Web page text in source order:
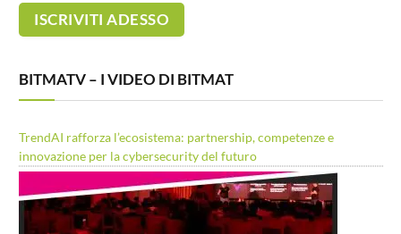
BITMATV – I VIDEO DI BITMAT
TrendAI rafforza l’ecosistema: partnership, competenze e
innovazione per la cybersecurity del futuro